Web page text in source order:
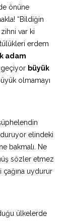
önüne
“Bildiğin
var ki
erdem
adam
büyük
olmamayı
duruyor elindeki
bakmalı. Ne
sözler etmez
çağına uydurur
ülkelerde